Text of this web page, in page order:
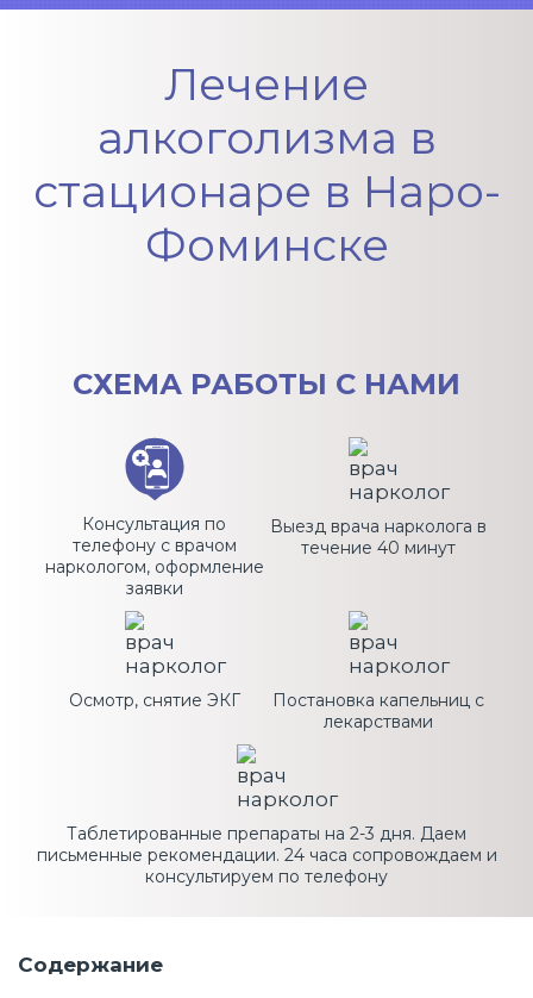
Лечение
алкоголизма в
стационаре в Наро-
Фоминске
СХЕМА РАБОТЫ С НАМИ
Консультация по
телефону с врачом
наркологом, оформление
заявки
Выезд врача нарколога в
течение 40 минут
Осмотр, снятие ЭКГ
Постановка капельниц с
лекарствами
Таблетированные препараты на 2-3 дня. Даем
письменные рекомендации. 24 часа сопровождаем и
консультируем по телефону
Содержание